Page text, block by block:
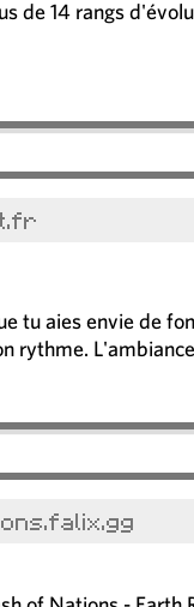
de 14 rangs
tu aies envie de
rythme.